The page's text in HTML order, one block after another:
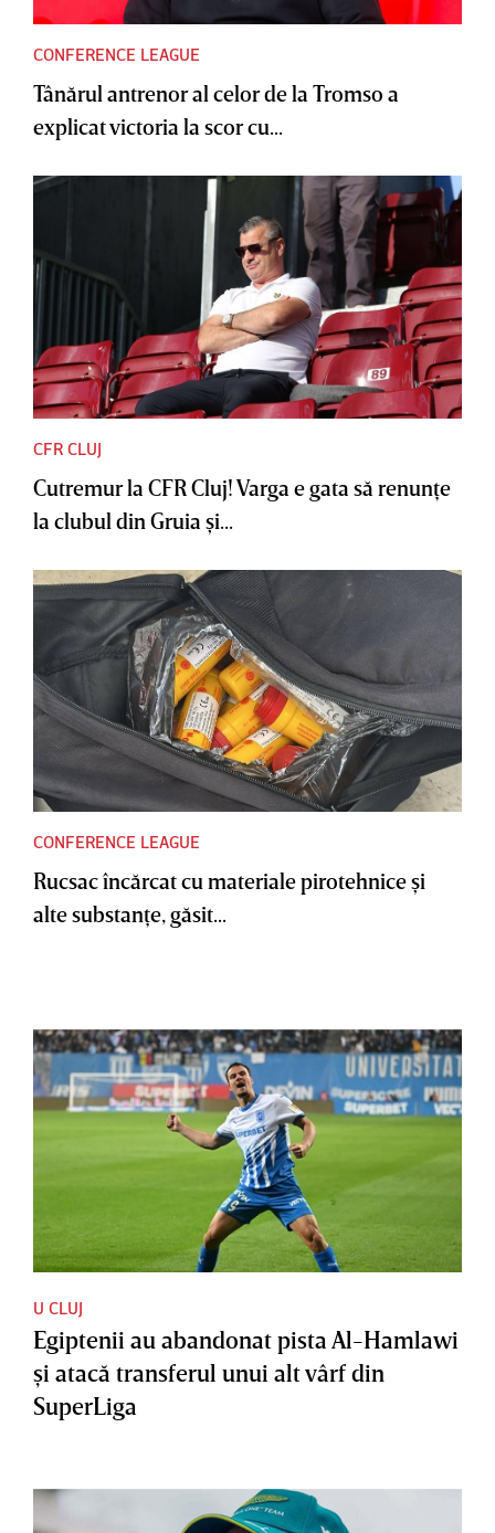
CONFERENCE LEAGUE
Tânărul antrenor al celor de la Tromso a
explicat victoria la scor cu...
CFR CLUJ
Cutremur la CFR Cluj! Varga e gata să renunţe
la clubul din Gruia şi...
CONFERENCE LEAGUE
Rucsac încărcat cu materiale pirotehnice şi
alte substanţe, găsit...
U CLUJ
Egiptenii au abandonat pista Al-Hamlawi
şi atacă transferul unui alt vârf din
SuperLiga